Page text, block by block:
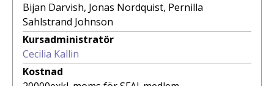
Bijan Darvish, Jonas Nordquist, Pernilla
Sahlstrand Johnson
Kursadministratör
Cecilia Kallin
Kostnad